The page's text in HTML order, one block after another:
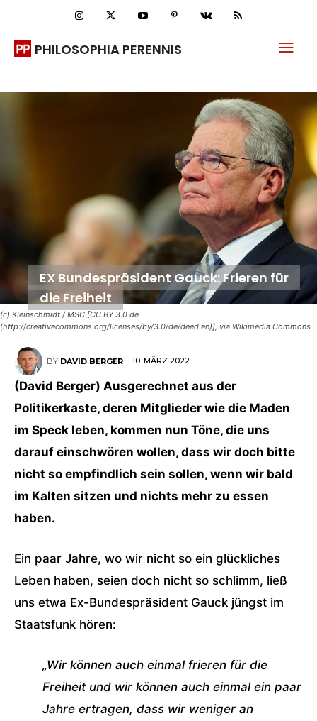
PHILOSOPHIA PERENNIS
(c) Kleinschmidt / MSC [CC BY 3.0 de
(http://creativecommons.org/licenses/by/3.0/de/deed.en)], via Wikimedia Commons
EX Bundespräsident Gauck: Frieren für
die Freiheit
BY DAVID BERGER 10. MÄRZ 2022
(David Berger) Ausgerechnet aus der
Politikerkaste, deren Mitglieder wie die Maden
im Speck leben, kommen nun Töne, die uns
darauf einschwören wollen, dass wir doch bitte
nicht so empfindlich sein sollen, wenn wir bald
im Kalten sitzen und nichts mehr zu essen
haben.
Ein paar Jahre, wo wir nicht so ein glückliches
Leben haben, seien doch nicht so schlimm, ließ
uns etwa Ex-Bundespräsident Gauck jüngst im
Staatsfunk hören:
„Wir können auch einmal frieren für die
Freiheit und wir können auch einmal ein paar
Jahre ertragen, dass wir weniger an